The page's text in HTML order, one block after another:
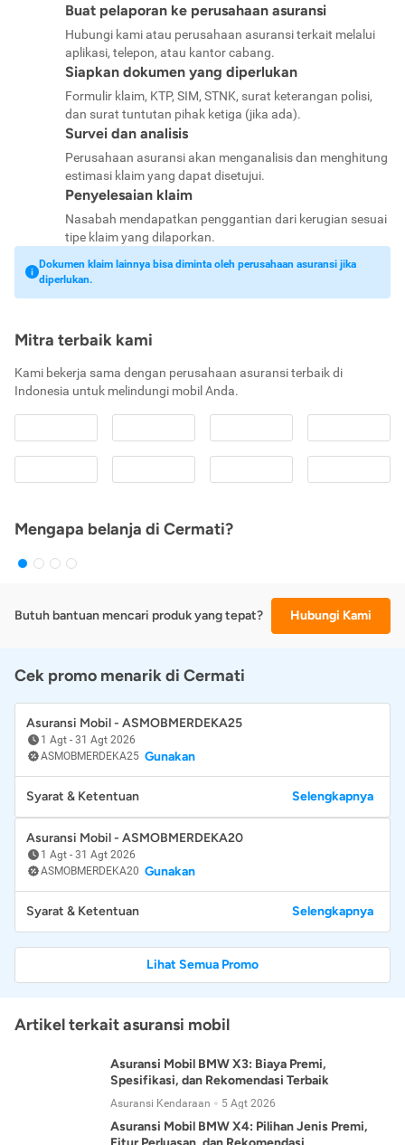
Buat pelaporan ke perusahaan asuransi
Hubungi kami atau perusahaan asuransi terkait melalui
aplikasi, telepon, atau kantor cabang.
Siapkan dokumen yang diperlukan
Formulir klaim, KTP, SIM, STNK, surat keterangan polisi,
dan surat tuntutan pihak ketiga (jika ada).
Survei dan analisis
Perusahaan asuransi akan menganalisis dan menghitung
estimasi klaim yang dapat disetujui.
Penyelesaian klaim
Nasabah mendapatkan penggantian dari kerugian sesuai
tipe klaim yang dilaporkan.
Dokumen klaim lainnya bisa diminta oleh perusahaan asuransi jika
diperlukan.
Mitra terbaik kami
Kami bekerja sama dengan perusahaan asuransi terbaik di
Indonesia untuk melindungi mobil Anda.
Mengapa belanja di Cermati?
Butuh bantuan mencari produk yang tepat? Hubungi Kami
Cek promo menarik di Cermati
Asuransi Mobil - ASMOBMERDEKA25
1 Agt - 31 Agt 2026
ASMOBMERDEKA25 Gunakan
Syarat & Ketentuan Selengkapnya
Asuransi Mobil - ASMOBMERDEKA20
1 Agt - 31 Agt 2026
ASMOBMERDEKA20 Gunakan
Syarat & Ketentuan Selengkapnya
Lihat Semua Promo
Artikel terkait asuransi mobil
Asuransi Mobil BMW X3: Biaya Premi,
Spesifikasi, dan Rekomendasi Terbaik
Asuransi Kendaraan 5 Agt 2026
Asuransi Mobil BMW X4: Pilihan Jenis Premi,